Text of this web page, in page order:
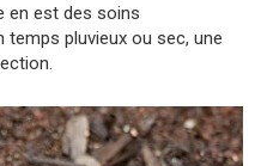
en est des soins
temps pluvieux ou sec, une